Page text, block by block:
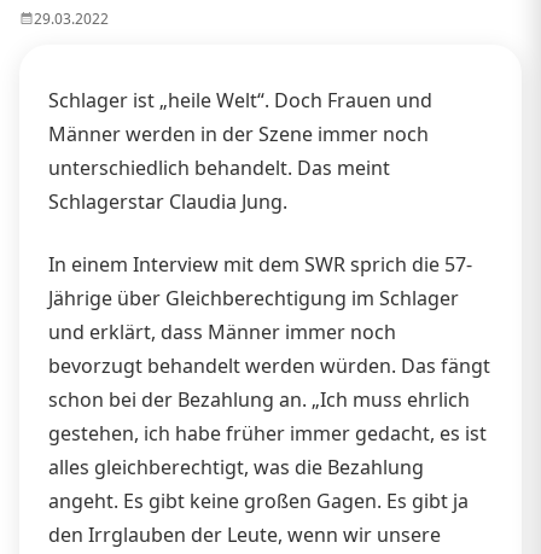
29.03.2022
Schlager ist „heile Welt“. Doch Frauen und
Männer werden in der Szene immer noch
unterschiedlich behandelt. Das meint
Schlagerstar Claudia Jung.
In einem Interview mit dem SWR sprich die 57-
Jährige über Gleichberechtigung im Schlager
und erklärt, dass Männer immer noch
bevorzugt behandelt werden würden. Das fängt
schon bei der Bezahlung an. „Ich muss ehrlich
gestehen, ich habe früher immer gedacht, es ist
alles gleichberechtigt, was die Bezahlung
angeht. Es gibt keine großen Gagen. Es gibt ja
den Irrglauben der Leute, wenn wir unsere